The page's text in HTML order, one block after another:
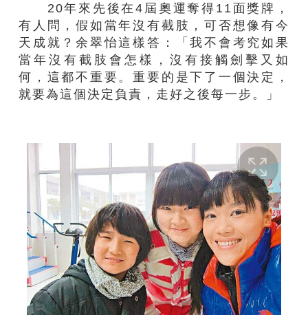
20年來先後在4屆奧運奪得11面獎牌，
有人問，假如當年沒有截肢，可否想像有今
天成就？余翠怡這樣答：「我不會考究如果
當年沒有截肢會怎樣，沒有接觸劍擊又如
何，這都不重要。重要的是下了一個決定，
就要為這個決定負責，走好之後每一步。」